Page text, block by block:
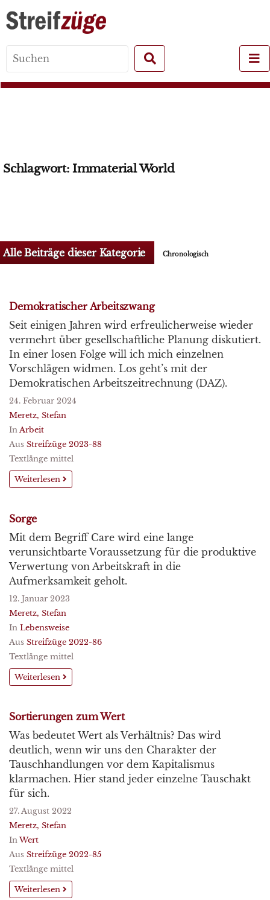
for:
Schlagwort: Immaterial World
Alle Beiträge dieser Kategorie Chronologisch
Demokratischer Arbeitszwang
Seit einigen Jahren wird erfreulicherweise wieder
vermehrt über gesellschaftliche Planung diskutiert.
In einer losen Folge will ich mich einzelnen
Vorschlägen widmen. Los geht’s mit der
Demokratischen Arbeitszeitrechnung (DAZ).
24. Februar 2024
Meretz, Stefan
In Arbeit
Aus Streifzüge 2023-88
Textlänge mittel
Weiterlesen
Sorge
Mit dem Begriff Care wird eine lange
verunsichtbarte Voraussetzung für die produktive
Verwertung von Arbeitskraft in die
Aufmerksamkeit geholt.
12. Januar 2023
Meretz, Stefan
In Lebensweise
Aus Streifzüge 2022-86
Textlänge mittel
Weiterlesen
Sortierungen zum Wert
Was bedeutet Wert als Verhältnis? Das wird
deutlich, wenn wir uns den Charakter der
Tauschhandlungen vor dem Kapitalismus
klarmachen. Hier stand jeder einzelne Tauschakt
für sich.
27. August 2022
Meretz, Stefan
InWert
Aus Streifzüge 2022-85
Textlänge mittel
Weiterlesen